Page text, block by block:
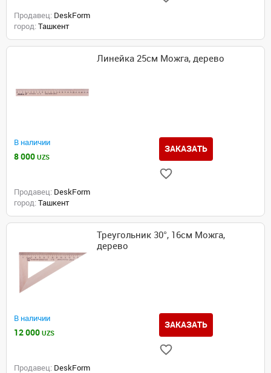
Продавец: DeskForm
город: Ташкент
Линейка 25см Можга, дерево
В наличии
8 000 UZS
ЗАКАЗАТЬ
Продавец: DeskForm
город: Ташкент
Треугольник 30°, 16см Можга,
дерево
В наличии
12 000 UZS
ЗАКАЗАТЬ
Продавец: DeskForm